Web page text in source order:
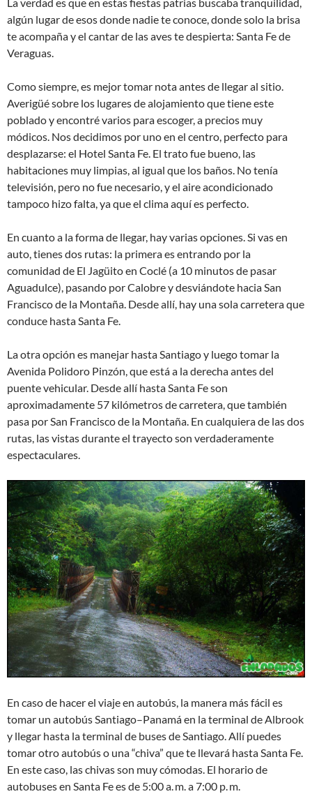
algún lugar de esos donde nadie te conoce, donde solo la brisa
te acompaña y el cantar de las aves te despierta: Santa Fe de
Veraguas.
Como siempre, es mejor tomar nota antes de llegar al sitio.
Averigüé sobre los lugares de alojamiento que tiene este
poblado y encontré varios para escoger, a precios muy
módicos. Nos decidimos por uno en el centro, perfecto para
desplazarse: el Hotel Santa Fe. El trato fue bueno, las
habitaciones muy limpias, al igual que los baños. No tenía
televisión, pero no fue necesario, y el aire acondicionado
tampoco hizo falta, ya que el clima aquí es perfecto.
En cuanto a la forma de llegar, hay varias opciones. Si vas en
auto, tienes dos rutas: la primera es entrando por la
comunidad de El Jagüito en Coclé (a 10 minutos de pasar
Aguadulce), pasando por Calobre y desviándote hacia San
Francisco de la Montaña. Desde allí, hay una sola carretera que
conduce hasta Santa Fe.
La otra opción es manejar hasta Santiago y luego tomar la
Avenida Polidoro Pinzón, que está a la derecha antes del
puente vehicular. Desde allí hasta Santa Fe son
aproximadamente 57 kilómetros de carretera, que también
pasa por San Francisco de la Montaña. En cualquiera de las dos
rutas, las vistas durante el trayecto son verdaderamente
espectaculares.
En caso de hacer el viaje en autobús, la manera más fácil es
tomar un autobús Santiago–Panamá en la terminal de Albrook
y llegar hasta la terminal de buses de Santiago. Allí puedes
tomar otro autobús o una “chiva” que te llevará hasta Santa Fe.
En este caso, las chivas son muy cómodas. El horario de
autobuses en Santa Fe es de 5:00 a. m. a 7:00 p. m.